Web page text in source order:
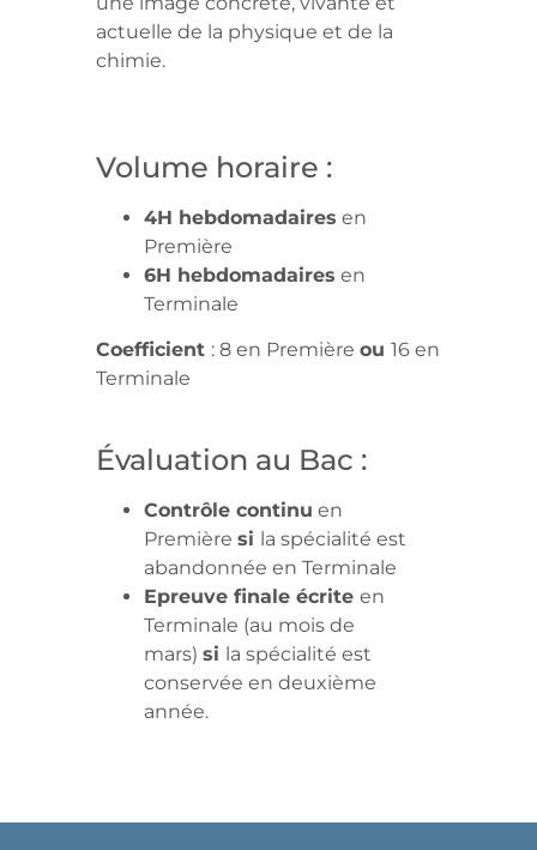
actuelle de la physique et de la
chimie.
Volume horaire :
4H hebdomadaires en
Première
6H hebdomadaires en
Terminale
Coefficient : 8 en Première ou 16 en
Terminale
Évaluation au Bac :
Contrôle continu en
Première si la spécialité est
abandonnée en Terminale
Epreuve finale écrite en
Terminale (au mois de
mars) si la spécialité est
conservée en deuxième
année.